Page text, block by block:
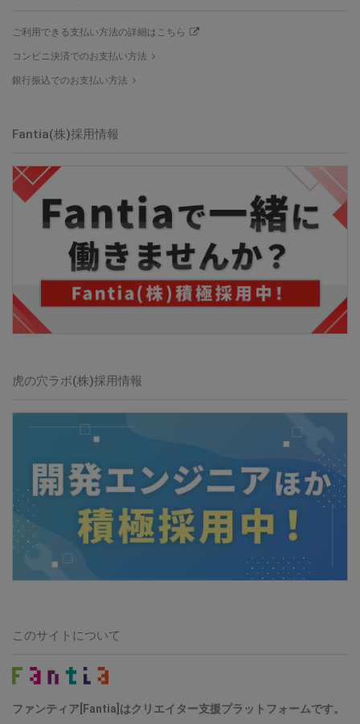
ご利用できる支払い方法の詳細はこちら
コンビニ決済でのお支払い方法
銀行振込でのお支払い方法
Fantia(株)採用情報
虎の穴ラボ(株)採用情報
このサイトについて
ファンティア[Fantia]はクリエイター支援プラットフォームです。